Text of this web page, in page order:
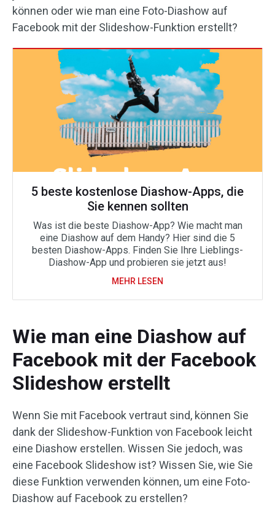
können oder wie man eine Foto-Diashow auf
Facebook mit der Slideshow-Funktion erstellt?
5 beste kostenlose Diashow-Apps, die
Sie kennen sollten
Was ist die beste Diashow-App? Wie macht man
eine Diashow auf dem Handy? Hier sind die 5
besten Diashow-Apps. Finden Sie Ihre Lieblings-
Diashow-App und probieren sie jetzt aus!
MEHR LESEN
Wie man eine Diashow auf
Facebook mit der Facebook
Slideshow erstellt
Wenn Sie mit Facebook vertraut sind, können Sie
dank der Slideshow-Funktion von Facebook leicht
eine Diashow erstellen. Wissen Sie jedoch, was
eine Facebook Slideshow ist? Wissen Sie, wie Sie
diese Funktion verwenden können, um eine Foto-
Diashow auf Facebook zu erstellen?